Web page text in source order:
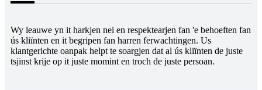
Wy leauwe yn it harkjen nei en respektearjen fan 'e behoeften fan
ús kliïnten en it begripen fan harren ferwachtingen. Us
klantgerichte oanpak helpt te soargjen dat al ús kliïnten de juste
tsjinst krije op it juste momint en troch de juste persoan.